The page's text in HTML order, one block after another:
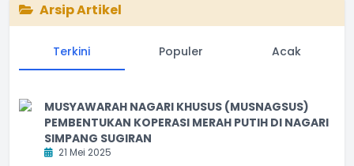
Arsip Artikel
Terkini Populer Acak
MUSYAWARAH NAGARI KHUSUS (MUSNAGSUS)
PEMBENTUKAN KOPERASI MERAH PUTIH DI NAGARI
SIMPANG SUGIRAN
21 Mei 2025